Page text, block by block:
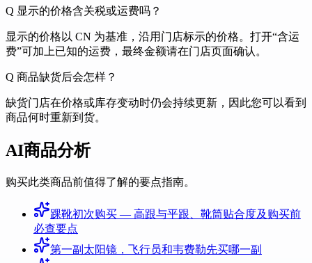
Q 显示的价格含关税或运费吗？
显示的价格以 CN 为基准，沿用门店标示的价格。打开“含运
费”可加上已知的运费，最终金额请在门店页面确认。
Q 商品缺货后会怎样？
缺货门店在价格或库存变动时仍会持续更新，因此您可以看到
商品何时重新到货。
AI商品分析
购买此类商品前值得了解的要点指南。
踝靴初次购买 — 高跟与平跟、靴筒贴合度及购买前
必查要点
第一副太阳镜，飞行员和韦费勒先买哪一副